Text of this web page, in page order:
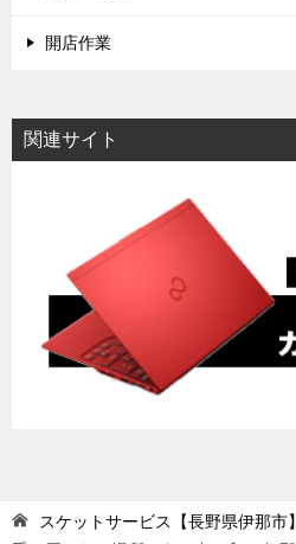
開店作業
関連サイト
スケットサービス【長野県伊那市】